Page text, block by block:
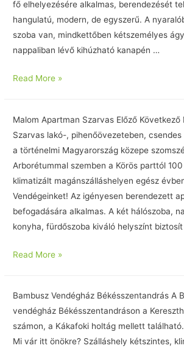
fő elhelyezésére alkalmas, berendezését
hangulatú, modern, de egyszerű. A
szoba van, mindkettőben kétszemélyes
nappaliban lévő kihúzható kanapén …
Read More »
Malom Apartman Szarvas Előző
Szarvas lakó-, pihenőövezeteben,
a történelmi Magyarország közepe
Arborétummal szemben a Körös parttól
klimatizált magánszálláshelyen egész
Vendégeinket! Az igényesen berendezett
befogadására alkalmas. A két hálószoba,
konyha, fürdőszoba kiváló helyszínt
Read More »
Bambusz Vendégház Békésszentandrás A
vendégház Békésszentandráson a
számon, a Kákafoki holtág mellett
Mi vár itt önökre? Szálláshely kétszintes,